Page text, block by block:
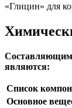
«Глицин» для
являются:
Список
Основное